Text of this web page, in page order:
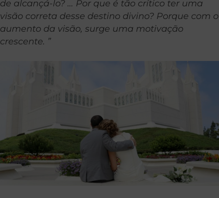
de alcançá-lo? … Por que é tão crítico ter uma
visão correta desse destino divino? Porque com o
aumento da visão, surge uma motivação
crescente. ”